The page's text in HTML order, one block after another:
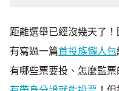
距離選舉已經沒幾天了
有寫過一篇首投族懶人包
有哪些票要投、怎麼監